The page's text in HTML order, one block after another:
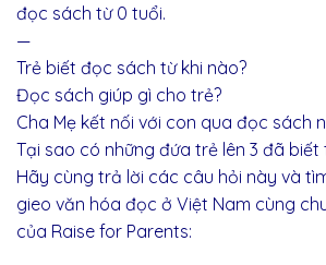
đọc sách từ 0 tuổi.
—
Trẻ biết đọc sách từ khi nào?
Đọc sách giúp gì cho trẻ?
Cha Mẹ kết nối với con qua đọc sách
Tại sao có những đứa trẻ lên 3 đã
Hãy cùng trả lời các câu hỏi này và
gieo văn hóa đọc ở Việt Nam cùng
của Raise for Parents: